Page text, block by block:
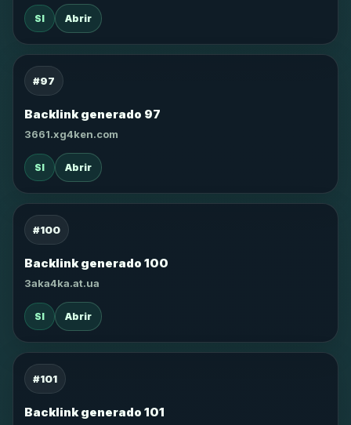
SI Abrir
#97
Backlink generado 97
3661.xg4ken.com
SI Abrir
#100
Backlink generado 100
3aka4ka.at.ua
SI Abrir
#101
Backlink generado 101